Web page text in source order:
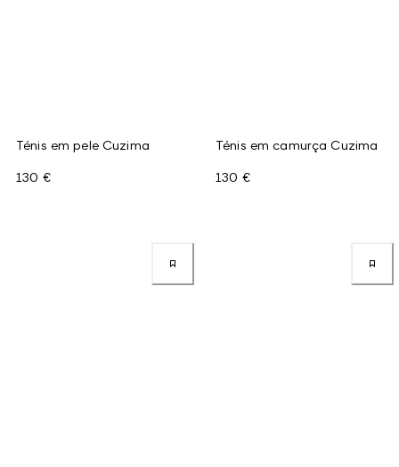
Ténis em pele Cuzima
130 €
Ténis em camurça Cuzima
130 €